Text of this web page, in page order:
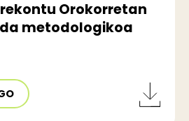
Orokorretan
metodologikoa